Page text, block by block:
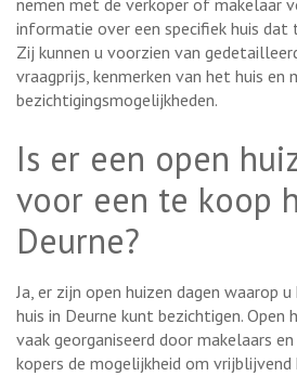
nemen met de verkoper of makelaar
informatie over een specifiek huis dat
Zij kunnen u voorzien van
vraagprijs, kenmerken van het huis en
bezichtigingsmogelijkheden.
Is er een open
voor een te koop
Deurne?
Ja, er zijn open huizen dagen waarop
huis in Deurne kunt bezichtigen. Open
vaak georganiseerd door makelaars
kopers de mogelijkheid om